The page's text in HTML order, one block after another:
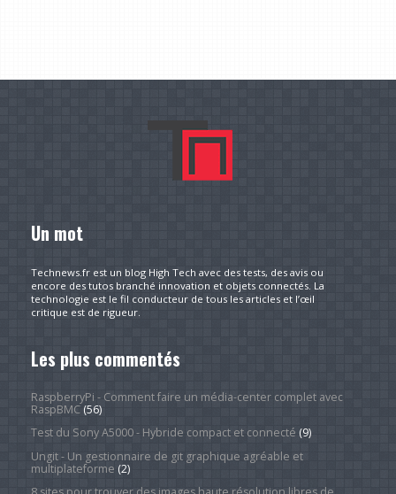
Un mot
Technews.fr est un blog High Tech avec des tests, des avis ou
encore des tutos branché innovation et objets connectés. La
technologie est le fil conducteur de tous les articles et l’œil
critique est de rigueur.
Les plus commentés
RaspberryPi - Comment faire un média-center complet avec
RaspBMC(56)
Test du Sony A5000 - Hybride compact et connecté (9)
Ungit - Un gestionnaire de git graphique agréable et
multiplateforme (2)